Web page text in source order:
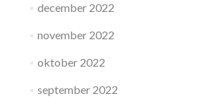
december 2022
november 2022
oktober 2022
september 2022